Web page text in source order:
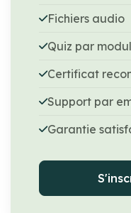
Fichiers audio
Quiz par
Certificat
Support par
Garantie